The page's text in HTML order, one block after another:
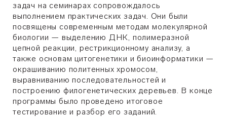
задач на семинарах сопровождалось
выполнением практических задач. Они были
посвящены современным методам молекулярной
биологии — выделению ДНК, полимеразной
цепной реакции, рестрикционному анализу, а
также основам цитогенетики и биоинформатики —
окрашиванию политенных хромосом,
выравниванию последовательностей и
построению филогенетических деревьев. В конце
программы было проведено итоговое
тестирование и разбор его заданий.